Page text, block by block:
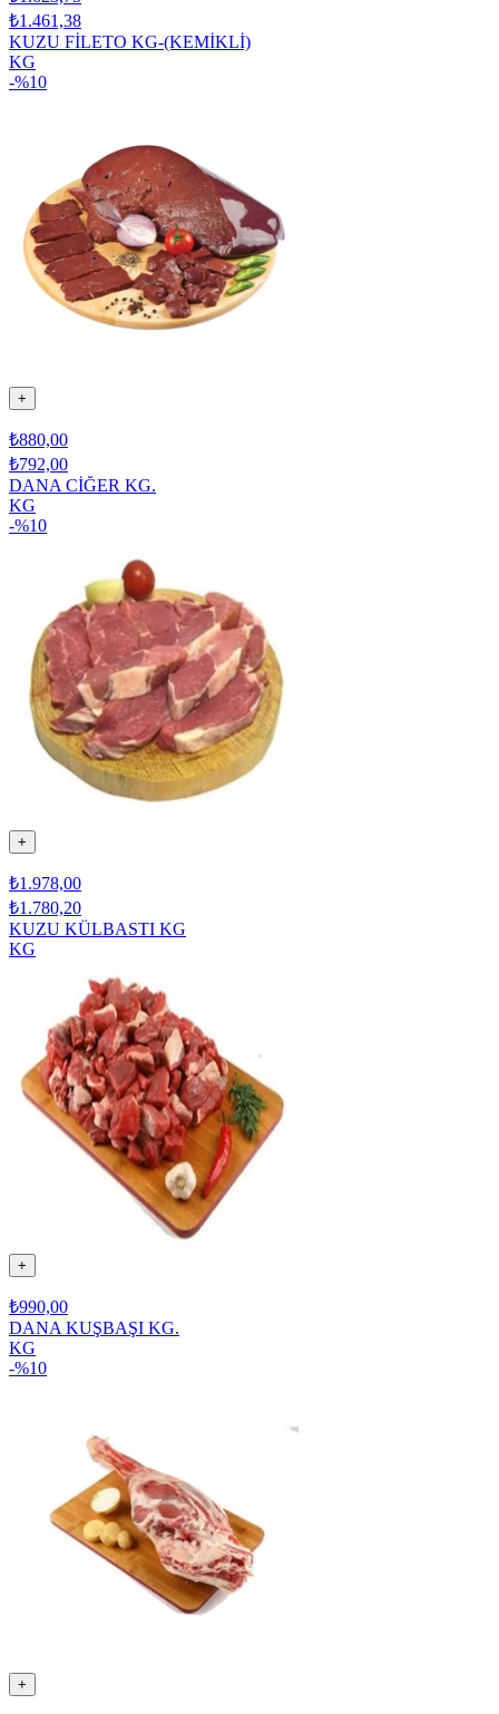
₺1.461,38
KUZU FİLETO KG-(KEMİKLİ)
KG
-%10
+
₺880,00
₺792,00
DANA CİĞER KG.
KG
-%10
+
₺1.978,00
₺1.780,20
KUZU KÜLBASTI KG
KG
+
₺990,00
DANA KUŞBAŞI KG.
KG
-%10
+